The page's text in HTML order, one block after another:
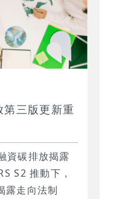
第三版更新重
資碳排放揭露
S2 推動下，
露走向法制